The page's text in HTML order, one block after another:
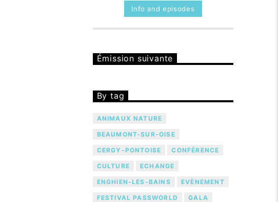
Info and episodes
Émission suivante
By tag
ANIMAUX NATURE
BEAUMONT-SUR-OISE
CERGY-PONTOISE CONFÉRENCE
CULTURE ECHANGE
ENGHIEN-LES-BAINS EVÈNEMENT
FESTIVAL PASSWORLD GALA